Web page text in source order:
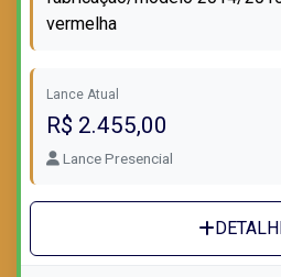
vermelha
Lance Atual
R$ 2.455,00
Lance Presencial